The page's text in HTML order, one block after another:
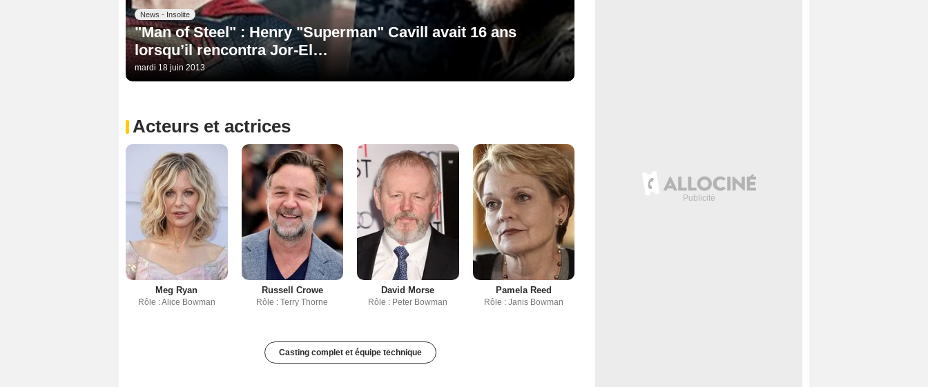
News - Insolite
"Man of Steel" : Henry "Superman" Cavill avait 16 ans
lorsqu’il rencontra Jor-El…
mardi 18 juin 2013
Acteurs et actrices
Meg Ryan
Rôle : Alice Bowman
Russell Crowe
Rôle : Terry Thorne
David Morse
Rôle : Peter Bowman
Pamela Reed
Rôle : Janis Bowman
Casting complet et équipe technique